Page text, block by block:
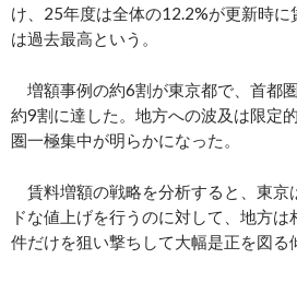
け、25年度は全体の12.2%が更新時
は過去最高という。
増額事例の約6割が東京都で、首都
約9割に達した。地方への波及は限定
圏一極集中が明らかになった。
賃料増額の戦略を分析すると、東京
ドな値上げを行うのに対して、地方
件だけを狙い撃ちして大幅是正を図る